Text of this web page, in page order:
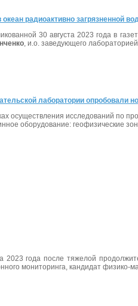
радиоактивно загрязненной
30 августа 2023 года в
, и.о. заведующего
лаборатории опробовали
осуществления исследований по
оборудование: геофизические
2023 года после тяжелой
мониторинга, кандидат физико-